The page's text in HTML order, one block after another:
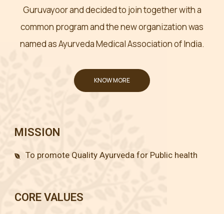
Guruvayoor and decided to join together with a
common program and the new organization was
named as Ayurveda Medical Association of India.
KNOW MORE
MISSION
To promote Quality Ayurveda for Public health
CORE VALUES